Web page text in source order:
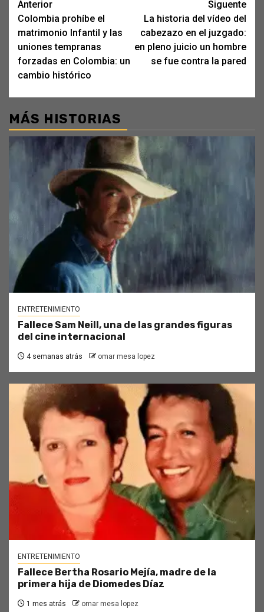
Post
navigation
Anterior
Colombia prohíbe el
matrimonio Infantil y las
uniones tempranas
forzadas en Colombia: un
cambio histórico
Siguente
La historia del vídeo del
cabezazo en el juzgado:
en pleno juicio un hombre
se fue contra la pared
MÁS HISTORIAS
ENTRETENIMIENTO
Fallece Sam Neill, una de las grandes figuras
del cine internacional
4 semanas atrás omar mesa lopez
ENTRETENIMIENTO
Fallece Bertha Rosario Mejía, madre de la
primera hija de Diomedes Díaz
1 mes atrás omar mesa lopez